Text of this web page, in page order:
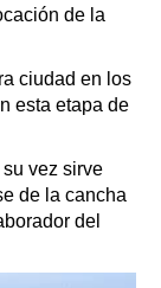
de la
ciudad en los
esta etapa de
vez sirve
de la cancha
del